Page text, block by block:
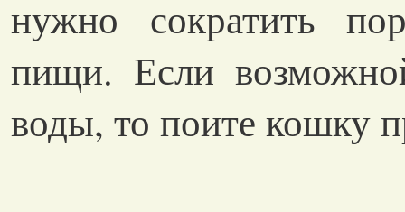
нужно сократить
пищи. Если
воды, то поите кошку